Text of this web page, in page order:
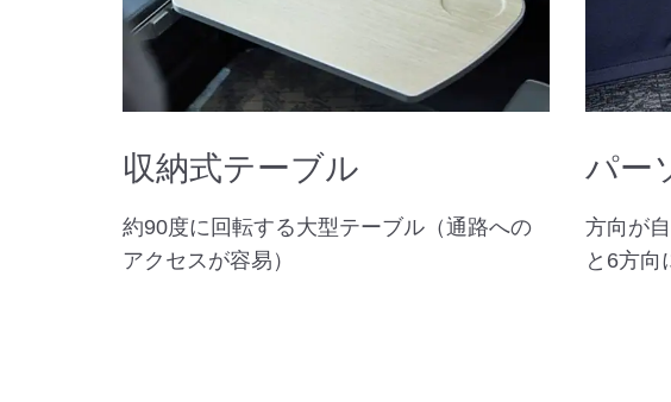
収納式テーブル
約90度に回転する大型テーブル（通路への
アクセスが容易）
パー
方向が
と6方向